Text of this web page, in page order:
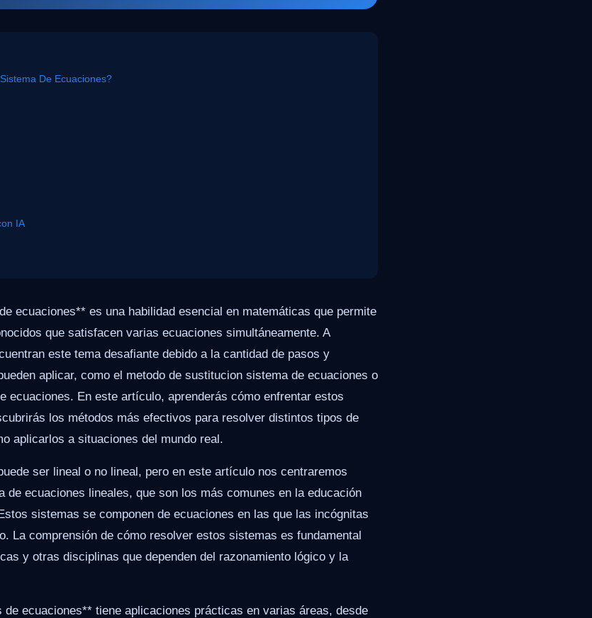
De Ecuaciones?
IA
ecuaciones** es una habilidad esencial en matemáticas que permite
que satisfacen varias ecuaciones simultáneamente. A
este tema desafiante debido a la cantidad de pasos y
aplicar, como el metodo de sustitucion sistema de ecuaciones o
ecuaciones. En este artículo, aprenderás cómo enfrentar estos
los métodos más efectivos para resolver distintos tipos de
aplicarlos a situaciones del mundo real.
ser lineal o no lineal, pero en este artículo nos centraremos
de ecuaciones lineales, que son los más comunes en la educación
sistemas se componen de ecuaciones en las que las incógnitas
La comprensión de cómo resolver estos sistemas es fundamental
y otras disciplinas que dependen del razonamiento lógico y la
ecuaciones** tiene aplicaciones prácticas en varias áreas, desde